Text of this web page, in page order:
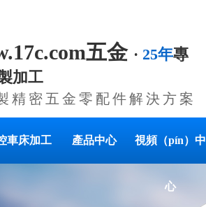
五金 · 25年專
加工
精密五金零配件解決方案
車床加工 產品中心 視頻（pín）中
心